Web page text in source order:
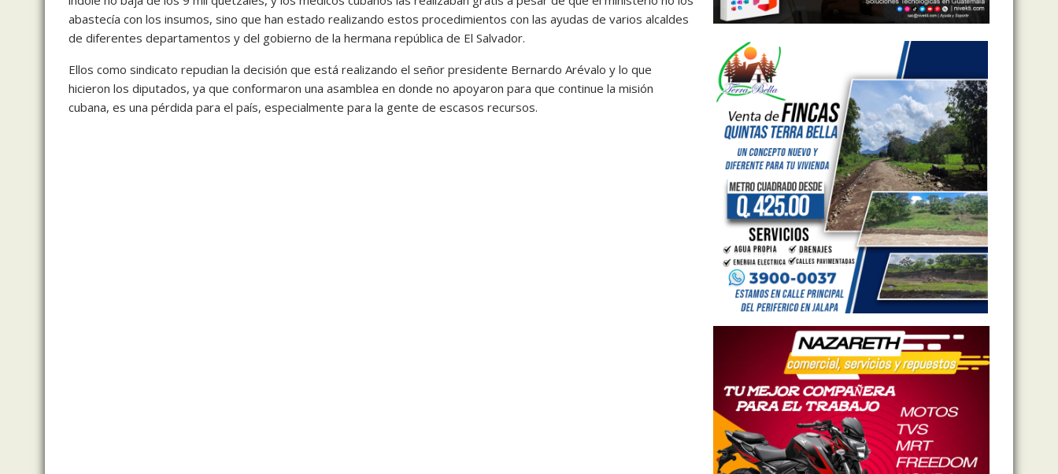
abastecía con los insumos, sino que han estado realizando estos procedimientos con las ayudas de varios alcaldes
de diferentes departamentos y del gobierno de la hermana república de El Salvador.
Ellos como sindicato repudian la decisión que está realizando el señor presidente Bernardo Arévalo y lo que
hicieron los diputados, ya que conformaron una asamblea en donde no apoyaron para que continue la misión
cubana, es una pérdida para el país, especialmente para la gente de escasos recursos.